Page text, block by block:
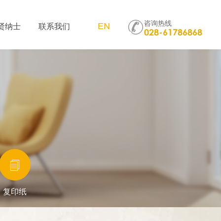
咨询热线
028-61786868
EN
纳士 联系我们
复印纸